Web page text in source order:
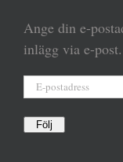
Ange din e-
inlägg via e-post.
postadress
Följ